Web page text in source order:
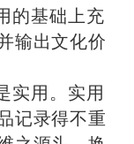
的基础上充
输出文化价
实用。实用
记录得不重